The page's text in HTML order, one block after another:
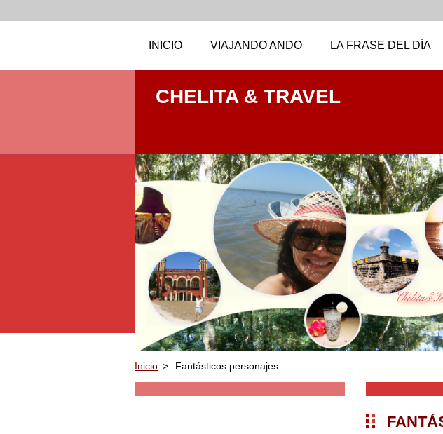
INICIO VIAJANDO ANDO LA FRASE DEL DÍA
CHELITA & TRAVEL
Inicio > Fantásticos personajes